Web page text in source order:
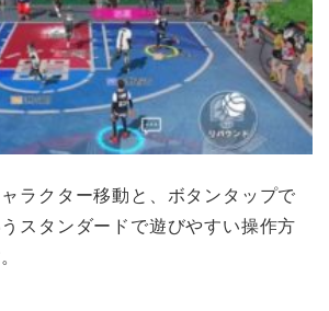
ラクター移動と、ボタンタップで
スタンダードで遊びやすい操作方